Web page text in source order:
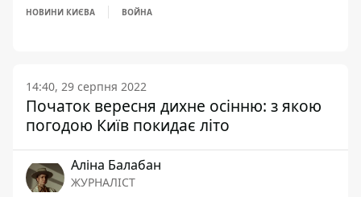
НОВИНИ КИЄВА ВОЙНА
14:40, 29 серпня 2022
Початок вересня дихне осінню: з якою
погодою Київ покидає літо
Аліна Балабан
ЖУРНАЛІСТ